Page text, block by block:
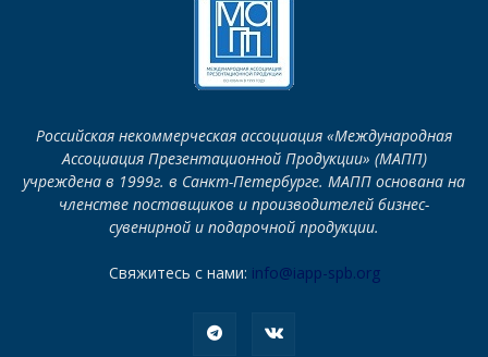
Российская некоммерческая ассоциация «Международная
Ассоциация Презентационной Продукции» (МАПП)
учреждена в 1999г. в Санкт-Петербурге. МАПП основана на
членстве поставщиков и производителей бизнес-
сувенирной и подарочной продукции.
Свяжитесь с нами: info@iapp-spb.org